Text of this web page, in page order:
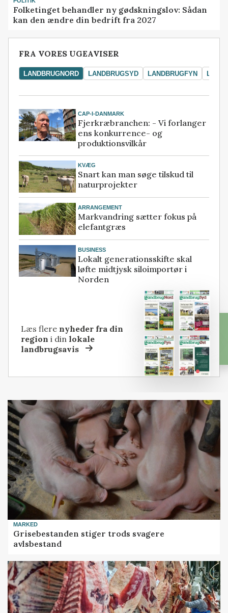
Folketinget behandler ny gødskningslov: Sådan
kan den ændre din bedrift fra 2027
FRA VORES UGEAVISER
LANDBRUGNORD LANDBRUGSYD LANDBRUGFYN
CAP-I-DANMARK
Fjerkræbranchen: - Vi forlanger
ens konkurrence- og
produktionsvilkår
KVÆG
Snart kan man søge tilskud til
naturprojekter
ARRANGEMENT
Markvandring sætter fokus på
elefantgræs
BUSINESS
Lokalt generationsskifte skal
løfte midtjysk siloimportør i
Norden
Læs flere nyheder fra din
region i dinlokale
landbrugsavis
MARKED
Grisebestanden stiger trods svagere
avlsbestand